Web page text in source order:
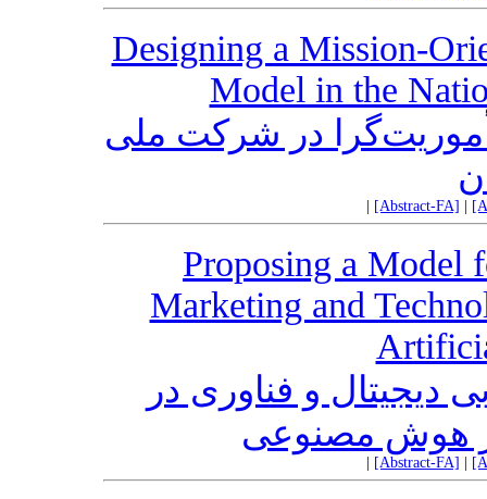
Designing a Mission-
Model in the
در شرکت ملی
[Abstract-FA]
Proposing a Model
Marketing and
دیجیتال و فناوری در
از هوش مصنوعی
[Abstract-FA]